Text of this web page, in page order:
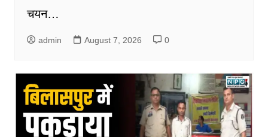
चयन…
admin August 7, 2026 0